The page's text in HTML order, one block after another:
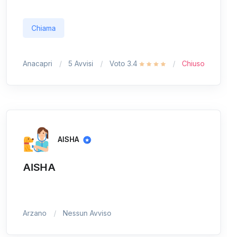
Chiama
Anacapri 5 Avvisi Voto 3.4 Chiuso
AISHA
AISHA
Arzano Nessun Avviso